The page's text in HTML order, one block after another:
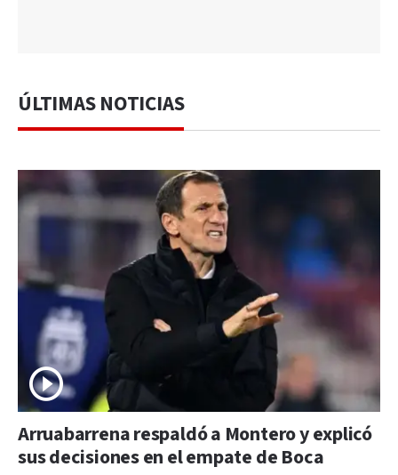
ÚLTIMAS NOTICIAS
Arruabarrena respaldó a Montero y explicó
sus decisiones en el empate de Boca